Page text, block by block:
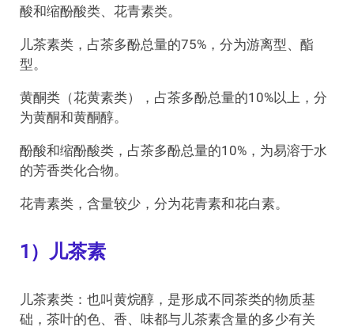
酸和缩酚酸类、花青素类。
儿茶素类，占茶多酚总量的75%，分为游离型、酯
型。
黄酮类（花黄素类），占茶多酚总量的10%以上，分
为黄酮和黄酮醇。
酚酸和缩酚酸类，占茶多酚总量的10%，为易溶于水
的芳香类化合物。
花青素类，含量较少，分为花青素和花白素。
1）儿茶素
儿茶素类：也叫黄烷醇，是形成不同茶类的物质基
础，茶叶的色、香、味都与儿茶素含量的多少有关